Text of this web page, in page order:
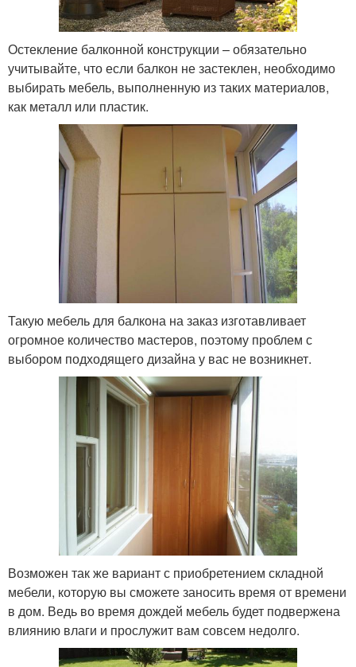
Остекление балконной конструкции – обязательно
учитывайте, что если балкон не застеклен, необходимо
выбирать мебель, выполненную из таких материалов,
как металл или пластик.
Такую мебель для балкона на заказ изготавливает
огромное количество мастеров, поэтому проблем с
выбором подходящего дизайна у вас не возникнет.
Возможен так же вариант с приобретением складной
мебели, которую вы сможете заносить время от времени
в дом. Ведь во время дождей мебель будет подвержена
влиянию влаги и прослужит вам совсем недолго.